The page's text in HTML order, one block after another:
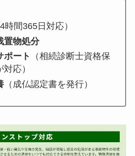
時間365日対応）
置物処分
ポート
（相続診断士資格保
応）
（成仏認定書を発行）